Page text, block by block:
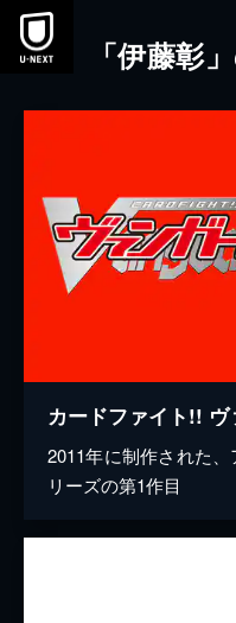
本文へスキップ
「伊藤彰
カードファイト!! ヴ
2011年に制作された
リーズの第1作目